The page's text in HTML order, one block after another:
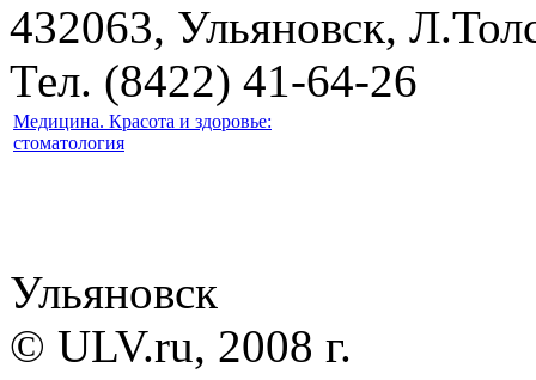
432063, Ульяновск,
Тел. (8422) 41-64-26
Медицина. Красота и здоровье:
стоматология
Ульяновск
© ULV.ru, 2008 г.